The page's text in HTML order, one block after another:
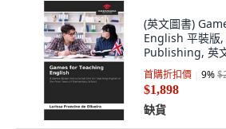
(英文圖書)
English 平裝
Publishing, 英
首購折扣價 9%
$1,898
缺貨